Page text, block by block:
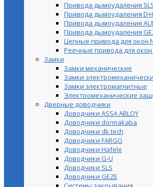
Привода дымоудаления
Привода дымоудаления
Привода дымоудаления
Привода дымоудаления
Цепные привода для окон
Реечные привода для окон
Замки
Замки механические
Замки
Замки электромагнитные
Электромеханические
Дверные доводчики
Доводчики ASSA ABLOY
Доводчики dormakaba
Доводчики dk tech
Доводчики FARGO
Доводчики Hafele
Доводчики G-U
Доводчики SLS
Доводчики GEZE